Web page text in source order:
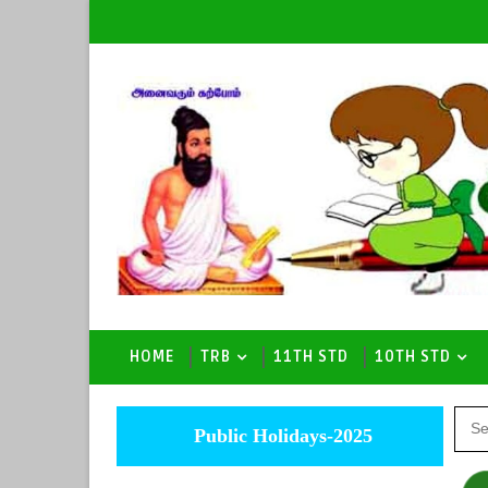
HOME TRB 11TH STD 10TH STD
Public Holidays-2025